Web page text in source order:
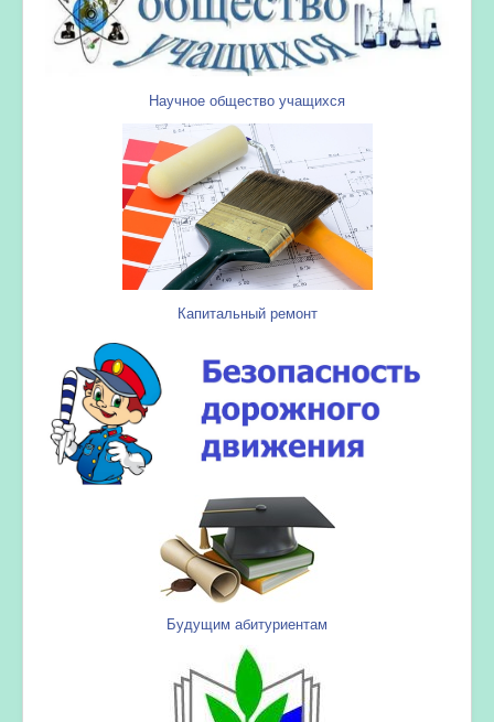
Научное общество учащихся
Капитальный ремонт
Будущим абитуриентам